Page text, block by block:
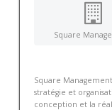
Square
Square
stratégie et
conception et la